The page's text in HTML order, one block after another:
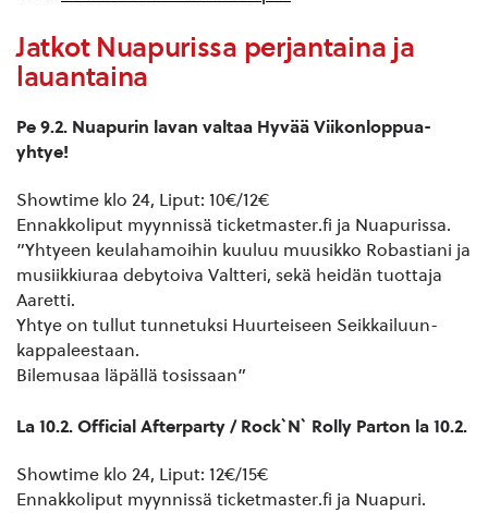
Jatkot Nuapurissa perjantaina ja
lauantaina
Pe 9.2. Nuapurin lavan valtaa Hyvää Viikonloppua-
yhtye!
Showtime klo 24, Liput: 10€/12€
Ennakkoliput myynnissä ticketmaster.fi ja Nuapurissa.
”Yhtyeen keulahamoihin kuuluu muusikko Robastiani ja
musiikkiuraa debytoiva Valtteri, sekä heidän tuottaja
Aaretti.
Yhtye on tullut tunnetuksi Huurteiseen Seikkailuun-
kappaleestaan.
Bilemusaa läpällä tosissaan”
La 10.2. Official Afterparty / Rock`N` Rolly Parton la 10.2.
Showtime klo 24, Liput: 12€/15€
Ennakkoliput myynnissä ticketmaster.fi ja Nuapuri.